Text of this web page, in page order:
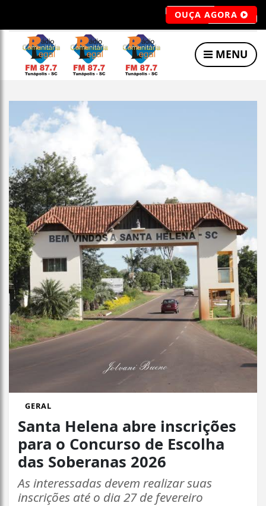
OUÇA AGORA
MENU
GERAL
Santa Helena abre inscrições
para o Concurso de Escolha
das Soberanas 2026
As interessadas devem realizar suas
inscrições até o dia 27 de fevereiro